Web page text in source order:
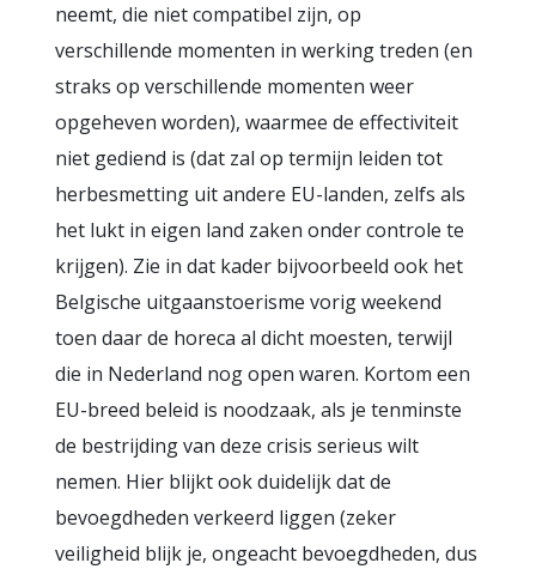
neemt, die niet compatibel zijn, op
verschillende momenten in werking treden (en
straks op verschillende momenten weer
opgeheven worden), waarmee de effectiviteit
niet gediend is (dat zal op termijn leiden tot
herbesmetting uit andere EU-landen, zelfs als
het lukt in eigen land zaken onder controle te
krijgen). Zie in dat kader bijvoorbeeld ook het
Belgische uitgaanstoerisme vorig weekend
toen daar de horeca al dicht moesten, terwijl
die in Nederland nog open waren. Kortom een
EU-breed beleid is noodzaak, als je tenminste
de bestrijding van deze crisis serieus wilt
nemen. Hier blijkt ook duidelijk dat de
bevoegdheden verkeerd liggen (zeker
veiligheid blijk je, ongeacht bevoegdheden, dus